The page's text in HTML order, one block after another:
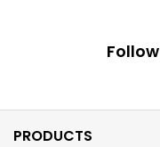
PRODUCTS